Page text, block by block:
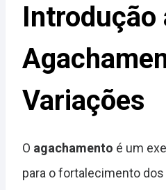
Introdução
Variações
O agachamento é um
para o fortalecimento